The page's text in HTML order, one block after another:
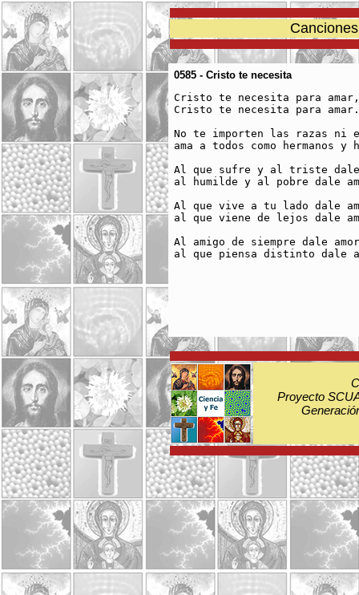
0585 - Cristo te necesita
Cristo te necesita para
Cristo te necesita para
No te importen las razas
ama a todos como hermanos
Al que sufre y al triste dale
al humilde y al pobre dale
Al que vive a tu lado dale
al que viene de lejos dale
Al amigo de siempre dale
al que piensa distinto dale
Proyecto